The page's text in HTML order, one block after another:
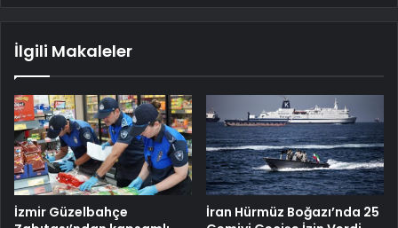
İlgili Makaleler
İzmir Güzelbahçe
İran Hürmüz Boğazı’nda 25